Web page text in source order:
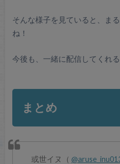
そんな様子を見ていると、ま
ね！
今後も、一緒に配信してくれ
まとめ
或世イヌ（